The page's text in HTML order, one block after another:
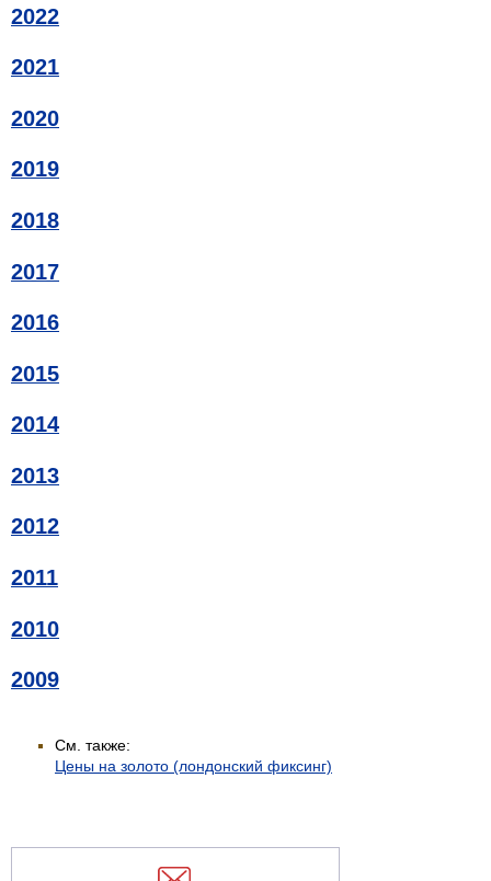
2022
2021
2020
2019
2018
2017
2016
2015
2014
2013
2012
2011
2010
2009
См. также:
Цены на золото (лондонский фиксинг)